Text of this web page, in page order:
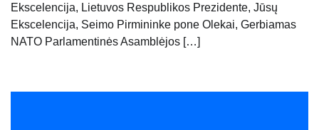
Ekscelencija, Lietuvos Respublikos Prezidente, Jūsų
Ekscelencija, Seimo Pirmininke pone Olekai, Gerbiamas
NATO Parlamentinės Asamblėjos […]